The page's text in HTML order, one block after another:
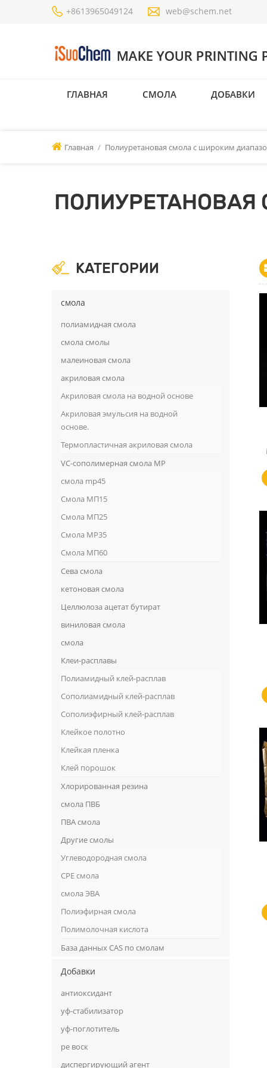
+8613965049124 web@schem.net
ГЛАВНАЯ СМОЛА ДОБАВКИ
Главная / Полиуретановая смола с широким
КАТЕГОРИИ
смола
полиамидная смола
смола смолы
малеиновая смола
акриловая смола
Акриловая смола на водной основе
Акриловая эмульсия на водной
основе.
Термопластичная акриловая смола
VC-сополимерная смола MP
смола mp45
Смола МП15
Смола МП25
Смола MP35
Смола МП60
Сева смола
кетоновая смола
Целлюлоза ацетат бутират
виниловая смола
смола
Клеи-расплавы
Полиамидный клей-расплав
Сополиамидный клей-расплав
Сополиэфирный клей-расплав
Клейкое полотно
Клейкая пленка
Клей порошок
Хлорированная резина
смола ПВБ
ПВА смола
Другие смолы
Углеводородная смола
CPE смола
смола ЭВА
Полиэфирная смола
Полимолочная кислота
База данных CAS по смолам
Добавки
антиоксидант
уф-стабилизатор
уф-поглотитель
ре воск
диспергирующий агент